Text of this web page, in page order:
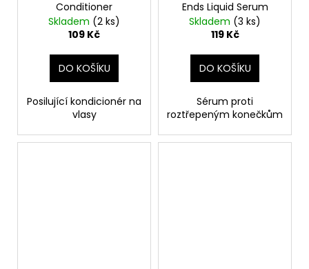
Conditioner
Skladem (2 ks)
109 Kč
DO KOŠÍKU
Posilující kondicionér na
vlasy
Ends Liquid Serum
Skladem (3 ks)
119 Kč
DO KOŠÍKU
Sérum proti
roztřepeným konečkům